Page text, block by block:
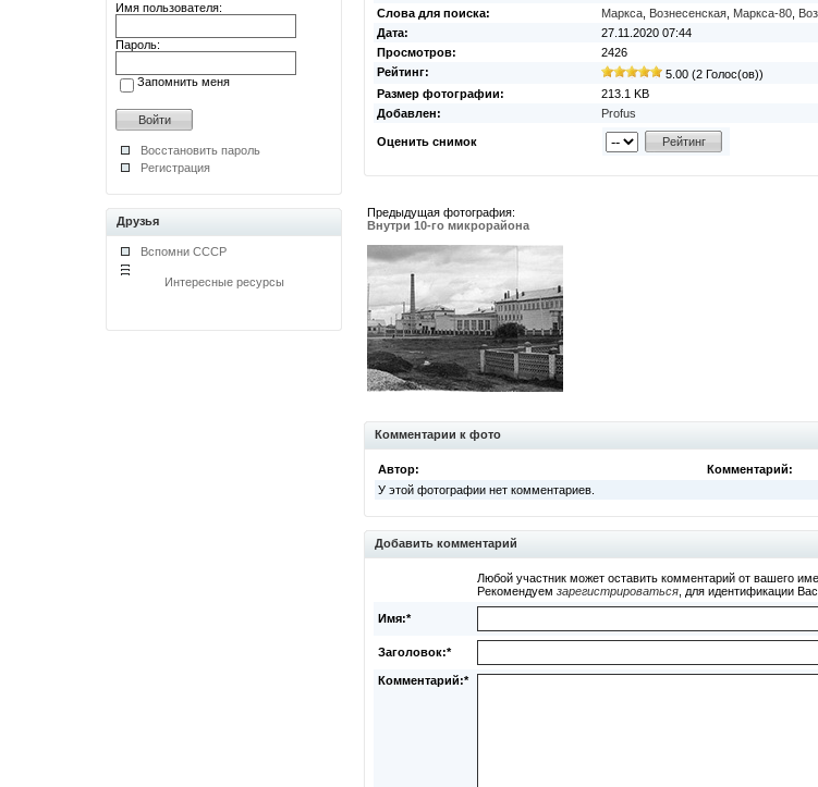
Имя пользователя:
Пароль:
Запомнить меня
Восстановить пароль
Регистрация
Друзья
Вспомни СССР
Интересные ресурсы
Слова для поиска: Маркса Вознесенская Маркса-80
Дата:
27.11.2020 07:44
Просмотров:
2426
Рейтинг:
5.00 (2 Голос(ов))
Размер фотографии:
213.1 KB
Добавлен:
Profus
Оценить снимок
Предыдущая фотография:
Внутри 10-го микрорайона
Комментарии к фото
Автор:
Комментарий:
У этой фотографии нет комментариев.
Добавить комментарий
Любой участник может оставить комментарий от вашего
Рекомендуем зарегистрироваться , для идентификации
Имя:*
Заголовок:*
Комментарий:*